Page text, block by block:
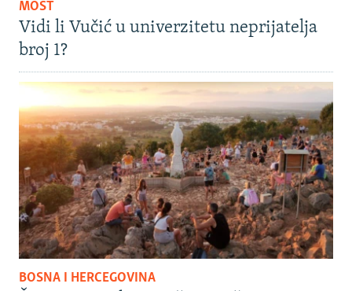
MOST
Vidi li Vučić u univerzitetu neprijatelja
broj 1?
BOSNA I HERCEGOVINA